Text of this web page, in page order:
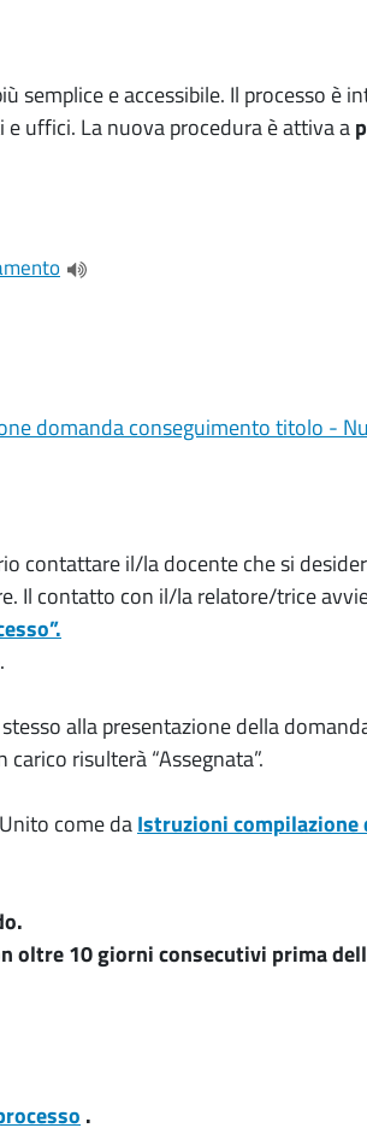
semplice e accessibile. Il processo è
uffici. La nuova procedura è attiva a
domanda conseguimento titolo -
contattare il/la docente che si
Il contatto con il/la relatore/trice
alla presentazione della
risulterà “Assegnata”.
come daIstruzioni compilazione
oltre 10 giorni consecutivi prima
.